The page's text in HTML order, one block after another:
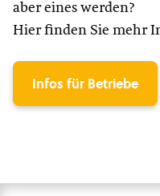
aber eines werden?
Hier finden Sie mehr
Infos für Betriebe